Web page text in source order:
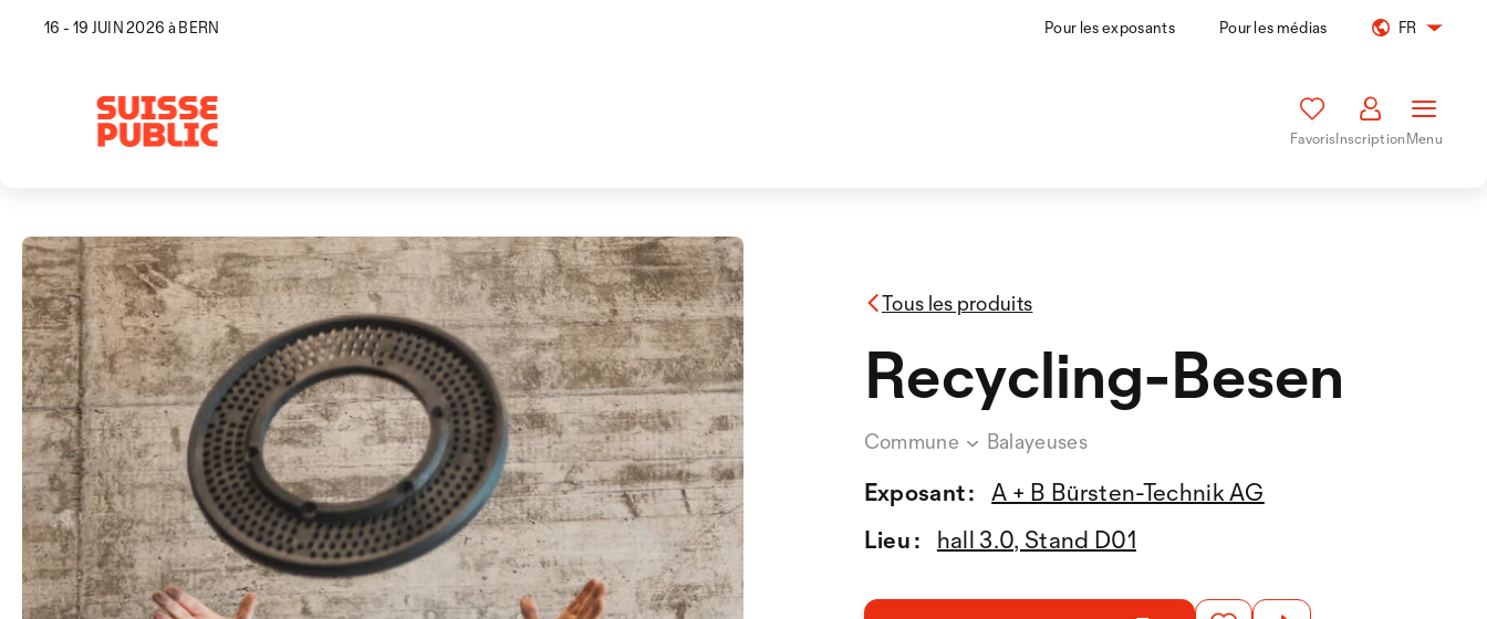
16 - 19 JUIN 2026 à BERN Pour les exposants Pour les médias FR
FavorisInscriptionMenu
Tous les produits
Recycling-Besen
Commune Balayeuses
Exposant :
A + B Bürsten-Technik AG
Lieu :
hall 3.0, Stand D01